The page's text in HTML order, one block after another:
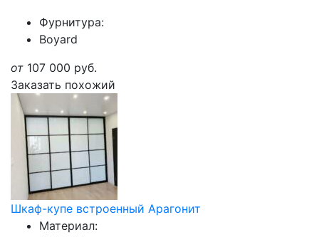
Фурнитура:
Boyard
от 107 000 руб.
Заказать похожий
Шкаф-купе встроенный Арагонит
Материал: